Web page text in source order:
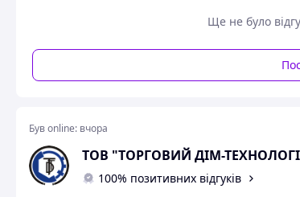
Ще не було
Був online: вчора
ТОВ "ТОРГОВИЙ ДІМ-
100% позитивних відгуків